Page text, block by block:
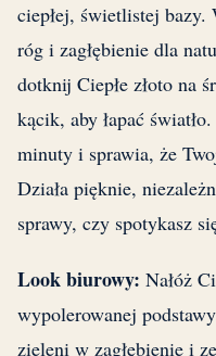
ciepłej, świetlistej
róg i zagłębienie dla
dotknij Ciepłe złoto na
kącik, aby łapać
minuty i sprawia, że
Działa pięknie,
sprawy, czy spotykasz
Look biurowy: Nałóż
wypolerowanej
zieleni w zagłębienie i